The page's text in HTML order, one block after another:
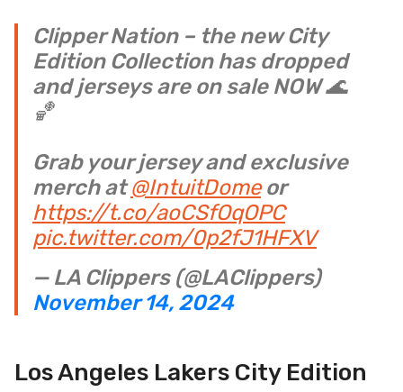
Clipper Nation – the new City
Edition Collection has dropped
and jerseys are on sale NOW 🌊
🏀
Grab your jersey and exclusive
merch at@IntuitDomeor
https://t.co/aoCSfOqOPC
pic.twitter.com/0p2fJ1HFXV
— LA Clippers (@LAClippers)
November 14, 2024
Los Angeles Lakers City Edition